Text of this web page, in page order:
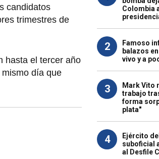
candidatos
trimestres de
hasta el tercer año
día que
Colombia
2
Famoso
balazos
vivo y a
3
Mark Vito
trabajo
forma
plata"
4
Ejército
suboficial
al Desfile